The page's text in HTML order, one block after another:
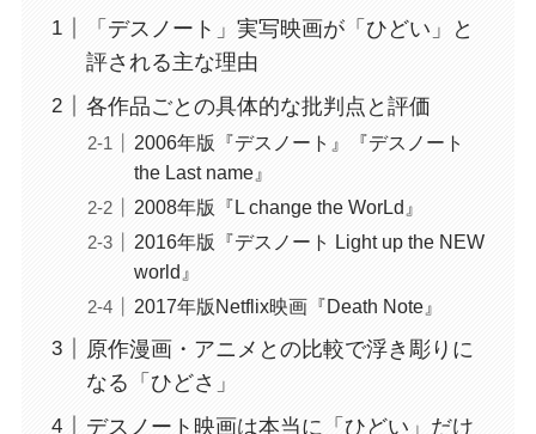
「デスノート」実写映画が「ひどい」と
評される主な理由
各作品ごとの具体的な批判点と評価
2006年版『デスノート』『デスノート
the Last name』
2008年版『L change the WorLd』
2016年版『デスノート Light up the NEW
world』
2017年版Netflix映画『Death Note』
原作漫画・アニメとの比較で浮き彫りに
なる「ひどさ」
デスノート映画は本当に「ひどい」だけ